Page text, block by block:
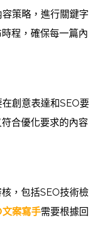
策略，進行關鍵字
程，確保每一篇內
在創意表達和SEO要
合優化要求的內容
，包括SEO技術檢
文案寫手需要根據回